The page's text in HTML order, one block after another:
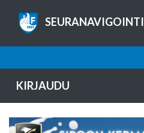
SEURANAVIGOINTI
KIRJAUDU